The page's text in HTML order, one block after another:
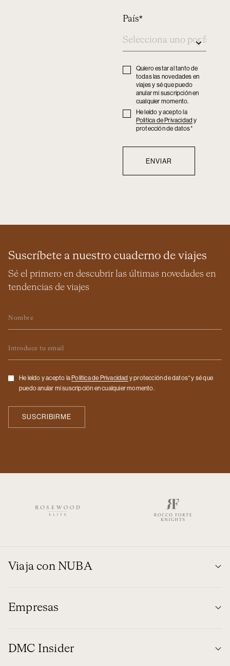
País*
Privacy
policy
Quiero estar al tanto de
todas las novedades en
viajes y sé que puedo
anular mi suscripción en
cualquier momento.
Privacy
policy
He leído y acepto la
Politica de Privacidad y
protección de datos*
Suscríbete a nuestro cuaderno de viajes
Sé el primero en descubrir las últimas novedades en
tendencias de viajes
Checkbox
He leído y acepto la Politica de Privacidad y protección de datos* y sé que
puedo anular mi suscripción en cualquier momento.
Viaja con NUBA
Empresas
DMC Insider